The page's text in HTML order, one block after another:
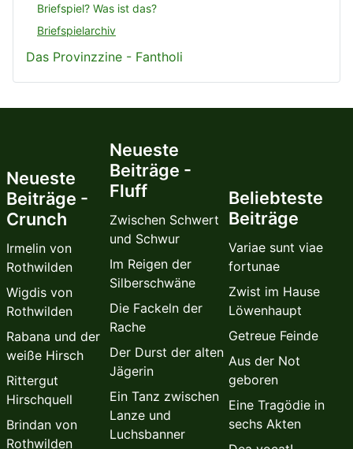
Briefspiel? Was ist das?
Briefspielarchiv
Das Provinzzine - Fantholi
Neueste
Beiträge -
Crunch
Irmelin von
Rothwilden
Wigdis von
Rothwilden
Rabana und der
weiße Hirsch
Rittergut
Hirschquell
Brindan von
Rothwilden
Neueste
Beiträge -
Fluff
Zwischen Schwert
und Schwur
Im Reigen der
Silberschwäne
Die Fackeln der
Rache
Der Durst der alten
Jägerin
Ein Tanz zwischen
Lanze und
Luchsbanner
Beliebteste
Beiträge
Variae sunt viae
fortunae
Zwist im Hause
Löwenhaupt
Getreue Feinde
Aus der Not
geboren
Eine Tragödie in
sechs Akten